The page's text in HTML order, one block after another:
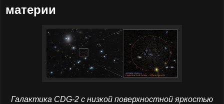
материи
Галактика CDG-2 с низкой поверхностной яркостью